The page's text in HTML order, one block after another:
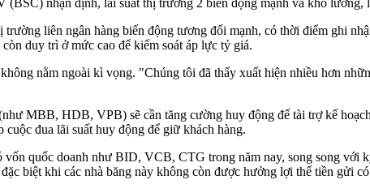
nhận định, lãi suất thị trường 2 biến động mạnh và khó lường,
liên ngân hàng biến động tương đối mạnh, có thời điểm ghi
duy trì ở mức cao để kiểm soát áp lực tỷ giá.
nằm ngoài kì vọng. "Chúng tôi đã thấy xuất hiện nhiều hơn
MBB, HDB, VPB) sẽ cần tăng cường huy động để tài trợ kế
đua lãi suất huy động để giữ khách hàng.
quốc doanh như BID, VCB, CTG trong năm nay, song song với
biệt khi các nhà băng này không còn được hưởng lợi thế tiền gửi